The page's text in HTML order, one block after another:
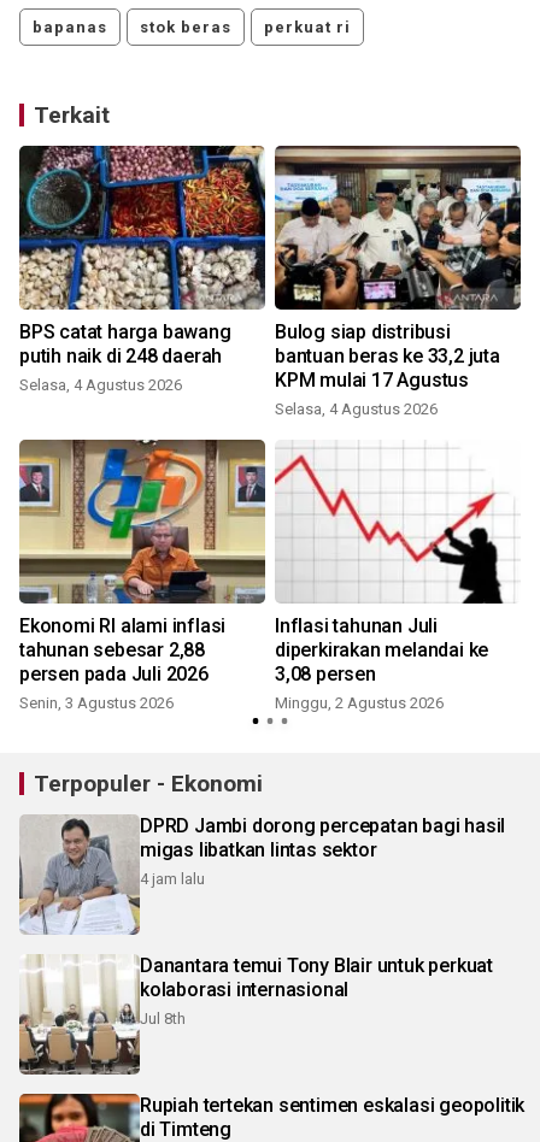
bapanas stok beras perkuat ri
Terkait
BPS catat harga bawang
putih naik di 248 daerah
Selasa, 4 Agustus 2026
Bulog siap distribusi
bantuan beras ke 33,2 juta
KPM mulai 17 Agustus
Selasa, 4 Agustus 2026
Ekonomi RI alami inflasi
tahunan sebesar 2,88
persen pada Juli 2026
Senin, 3 Agustus 2026
Inflasi tahunan Juli
diperkirakan melandai ke
3,08 persen
Minggu, 2 Agustus 2026
Terpopuler - Ekonomi
DPRD Jambi dorong percepatan bagi hasil
migas libatkan lintas sektor
4 jam lalu
Danantara temui Tony Blair untuk perkuat
kolaborasi internasional
Jul 8th
Rupiah tertekan sentimen eskalasi geopolitik
di Timteng